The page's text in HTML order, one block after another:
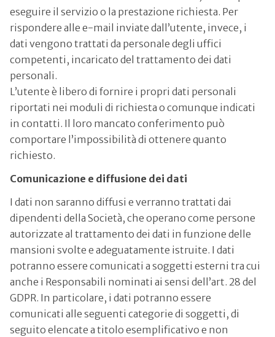
eseguire il servizio o la prestazione richiesta. Per
rispondere alle e-mail inviate dall’utente, invece, i
dati vengono trattati da personale degli uffici
competenti, incaricato del trattamento dei dati
personali.
L’utente è libero di fornire i propri dati personali
riportati nei moduli di richiesta o comunque indicati
in contatti. Il loro mancato conferimento può
comportare l’impossibilità di ottenere quanto
richiesto.
Comunicazione e diffusione dei dati
I dati non saranno diffusi e verranno trattati dai
dipendenti della Società, che operano come persone
autorizzate al trattamento dei dati in funzione delle
mansioni svolte e adeguatamente istruite. I dati
potranno essere comunicati a soggetti esterni tra cui
anche i Responsabili nominati ai sensi dell’art. 28 del
GDPR. In particolare, i dati potranno essere
comunicati alle seguenti categorie di soggetti, di
seguito elencate a titolo esemplificativo e non